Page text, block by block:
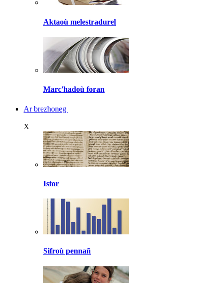
Aktaoù melestradurel
Marc'hadoù foran
Ar brezhoneg
X
Istor
Sifroù pennañ